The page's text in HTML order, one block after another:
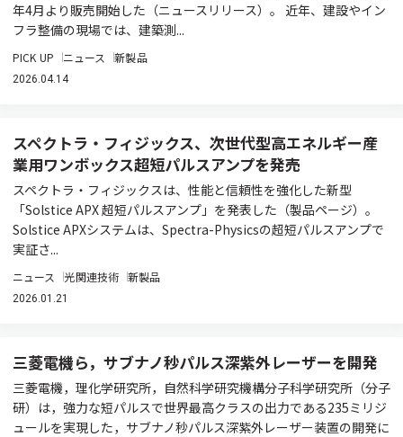
年4月より販売開始した（ニュースリリース）。 近年、建設やイン
フラ整備の現場では、建築測...
PICK UP ニュース 新製品
2026.04.14
スペクトラ・フィジックス、次世代型高エネルギー産
業用ワンボックス超短パルスアンプを発売
スペクトラ・フィジックスは、性能と信頼性を強化した新型
「Solstice APX 超短パルスアンプ」を発表した（製品ページ）。
Solstice APXシステムは、Spectra-Physicsの超短パルスアンプで
実証さ...
ニュース 光関連技術 新製品
2026.01.21
三菱電機ら，サブナノ秒パルス深紫外レーザーを開発
三菱電機，理化学研究所，自然科学研究機構分子科学研究所（分子
研）は，強力な短パルスで世界最高クラスの出力である235ミリジ
ュールを実現した，サブナノ秒パルス深紫外レーザー装置の開発に